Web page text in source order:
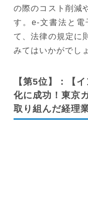
の際のコスト削減
す。e-文書法と電
て、法律の規定に
みてはいかがでし
【第5位】：【
化に成功！東京
取り組んだ経理